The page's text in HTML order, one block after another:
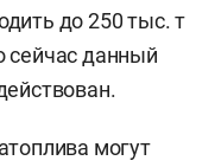
до 250 тыс. т
сейчас данный
могут